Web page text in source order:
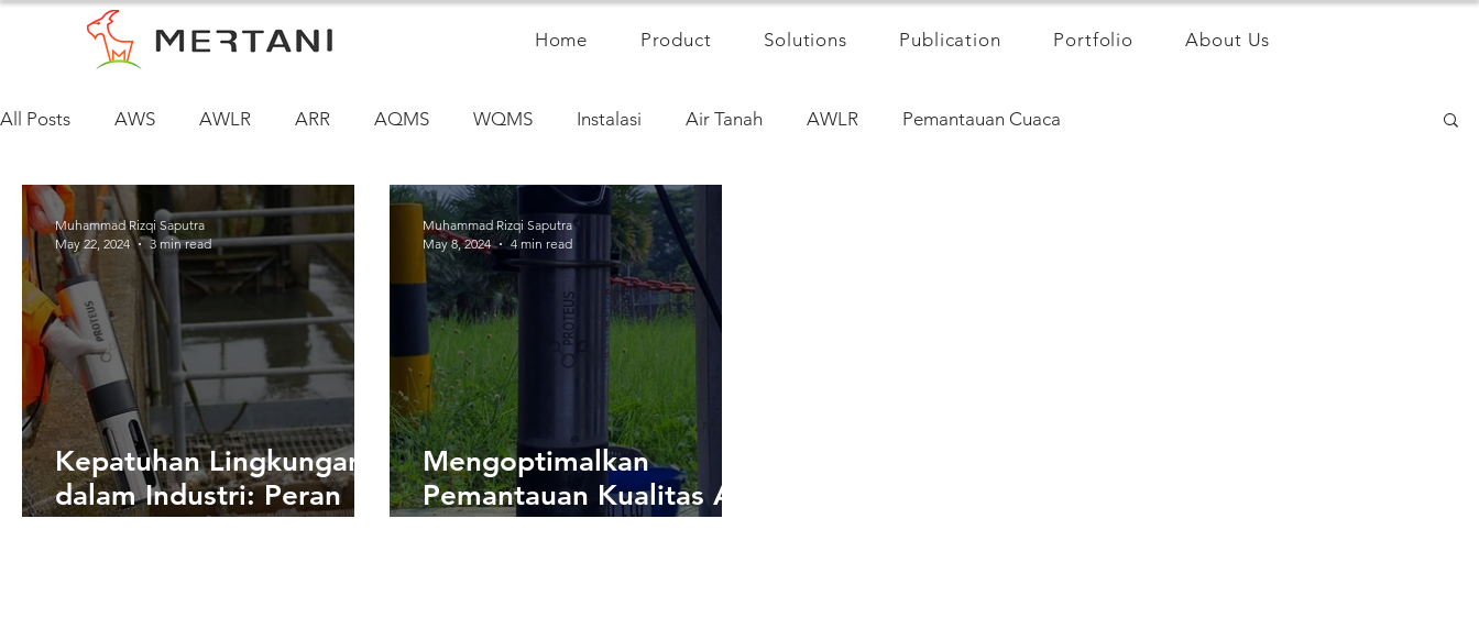
Home Product Solutions Publication Portfolio About Us
All Posts AWS AWLR ARR AQMS WQMS Instalasi Air Tanah AWLR Pemantauan Cuaca
Kepatuhan Lingkungan
dalam Industri: Peran
Muhammad Rizqi Saputra
May 22, 2024
3 min read
Mengoptimalkan
Pemantauan Kualitas Air
Muhammad Rizqi Saputra
May 8, 2024
4 min read